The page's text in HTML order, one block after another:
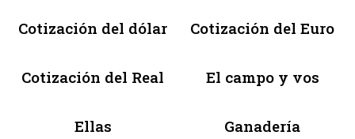
Cotización del dólar Cotización del Euro
Cotización del Real El campo y vos
Ellas Ganadería